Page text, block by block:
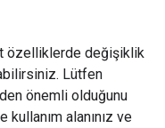
özelliklerde değişiklik
Lütfen
önemli olduğunu
kullanım alanınız ve